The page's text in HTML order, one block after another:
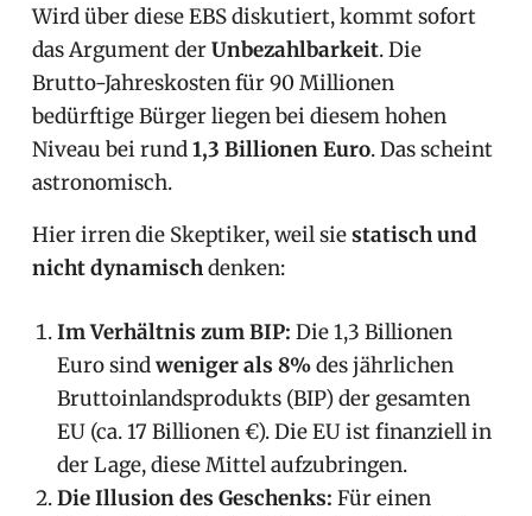
Wird über diese EBS diskutiert, kommt sofort
das Argument derUnbezahlbarkeit. Die
Brutto-Jahreskosten für 90 Millionen
bedürftige Bürger liegen bei diesem hohen
Niveau bei rund1,3 Billionen Euro. Das scheint
astronomisch.
Hier irren die Skeptiker, weil siestatisch und
nicht dynamischdenken:
Im Verhältnis zum BIP: Die 1,3 Billionen
Euro sindweniger als 8%des jährlichen
Bruttoinlandsprodukts (BIP) der gesamten
EU (ca. 17 Billionen €). Die EU ist finanziell in
der Lage, diese Mittel aufzubringen.
Die Illusion des Geschenks: Für einen